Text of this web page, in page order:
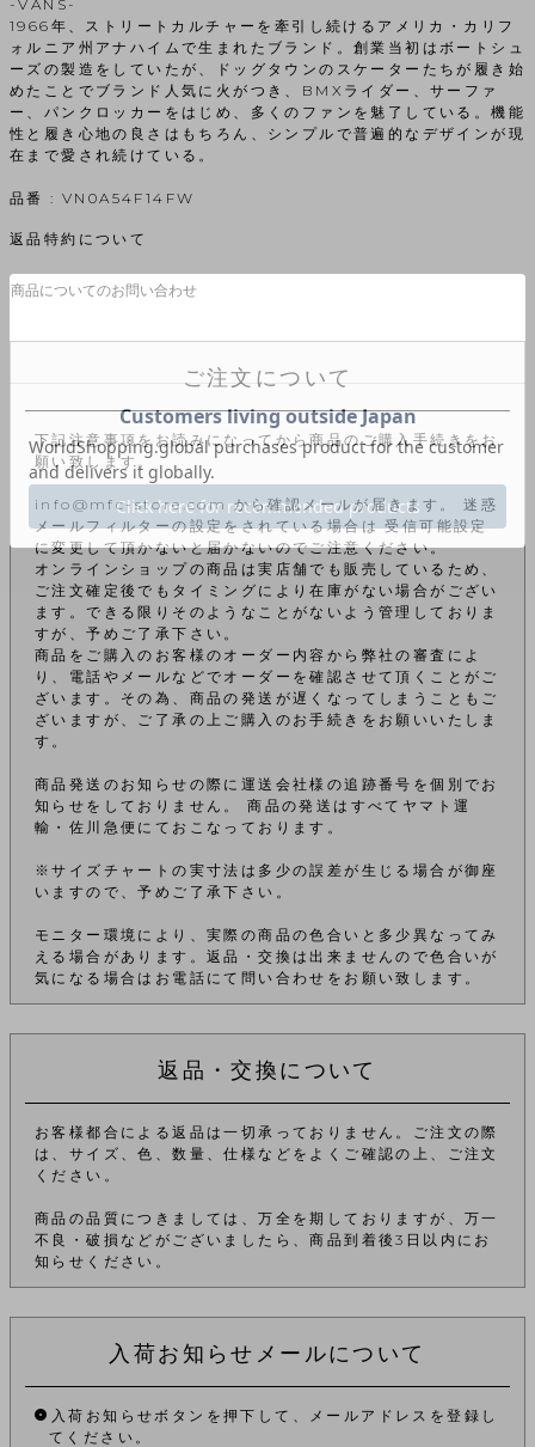
-VANS-
1966年、ストリートカルチャーを牽引し続けるアメリカ・カリフ
ォルニア州アナハイムで生まれたブランド。創業当初はボートシュ
ーズの製造をしていたが、ドッグタウンのスケーターたちが履き始
めたことでブランド人気に火がつき、BMXライダー、サーファ
ー、パンクロッカーをはじめ、多くのファンを魅了している。機能
性と履き心地の良さはもちろん、シンプルで普遍的なデザインが現
在まで愛され続けている。
品番 : VN0A54F14FW
返品特約について
商品についてのお問い合わせ
ご注文について
下記注意事項をお読みになってから商品のご購入手続きをお
願い致します。
info@mfc-store.com から確認メールが届きます。 迷惑
メールフィルターの設定をされている場合は 受信可能設定
に変更して頂かないと届かないのでご注意ください。
オンラインショップの商品は実店舗でも販売しているため、
ご注文確定後でもタイミングにより在庫がない場合がござい
ます。できる限りそのようなことがないよう管理しておりま
すが、予めご了承下さい。
商品をご購入のお客様のオーダー内容から弊社の審査によ
り、電話やメールなどでオーダーを確認させて頂くことがご
ざいます。その為、商品の発送が遅くなってしまうこともご
ざいますが、ご了承の上ご購入のお手続きをお願いいたしま
す。
商品発送のお知らせの際に運送会社様の追跡番号を個別でお
知らせをしておりません。 商品の発送はすべてヤマト運
輸・佐川急便にておこなっております。
※サイズチャートの実寸法は多少の誤差が生じる場合が御座
いますので、予めご了承下さい。
モニター環境により、実際の商品の色合いと多少異なってみ
える場合があります。返品・交換は出来ませんので色合いが
気になる場合はお電話にて問い合わせをお願い致します。
返品・交換について
お客様都合による返品は一切承っておりません。ご注文の際
は、サイズ、色、数量、仕様などをよくご確認の上、ご注文
ください。
商品の品質につきましては、万全を期しておりますが、万一
不良・破損などがございましたら、商品到着後3日以内にお
知らせください。
入荷お知らせメールについて
入荷お知らせボタンを押下して、メールアドレスを登録し
てください。